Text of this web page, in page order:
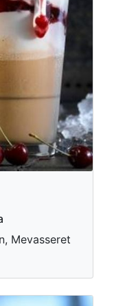
Mevasseret